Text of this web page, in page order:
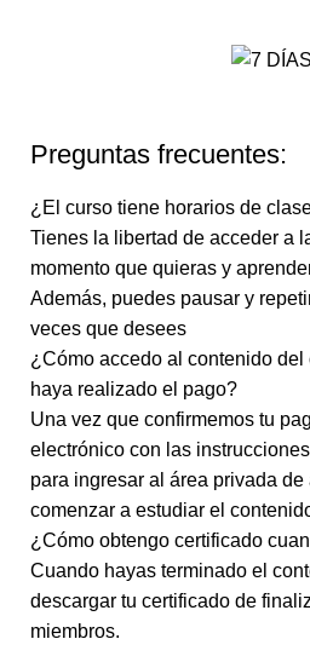
Preguntas frecuentes:
¿El curso tiene horarios de
Tienes la libertad de acceder a
momento que quieras y
Además, puedes pausar y
veces que desees
¿Cómo accedo al contenido del
haya realizado el pago?
Una vez que confirmemos tu
electrónico con las
para ingresar al área privada
comenzar a estudiar el
¿Cómo obtengo certificado
Cuando hayas terminado el
descargar tu certificado de
miembros.